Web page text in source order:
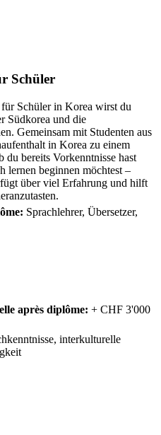
Schüler
Schüler in Korea wirst du
Südkorea und die
Gemeinsam mit Studenten aus
in Korea zu einem
du bereits Vorkenntnisse hast
lernen beginnen möchtest –
über viel Erfahrung und hilft
: Sprachlehrer, Übersetzer,
après diplôme: + CHF 3'000
interkulturelle